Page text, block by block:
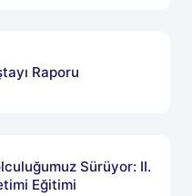
Raporu
Sürüyor: II.
Eğitimi